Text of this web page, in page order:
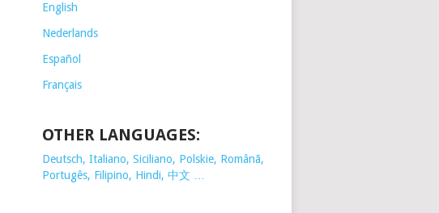
English
Nederlands
Español
Français
OTHER LANGUAGES:
Deutsch, Italiano, Siciliano, Polskie, Românã,
Portugês, Filipino, Hindi, 中文 …